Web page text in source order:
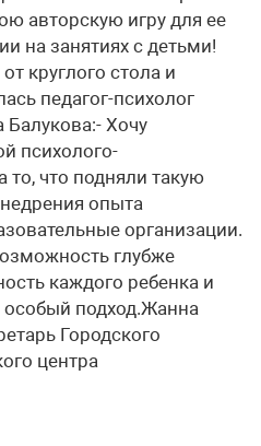
авторскую игру для ее
на занятиях с детьми!
круглого стола и
педагог-психолог
Хочу
психолого-
то, что подняли такую
опыта
организации.
глубже
каждого ребенка и
особый подход.Жанна
Городского
центра